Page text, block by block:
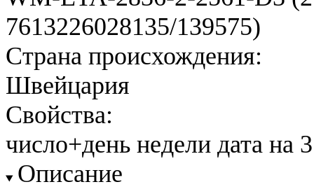
7613226028135/139575)
Страна происхождения:
Швейцария
Свойства:
число+день недели дата на 3
Описание